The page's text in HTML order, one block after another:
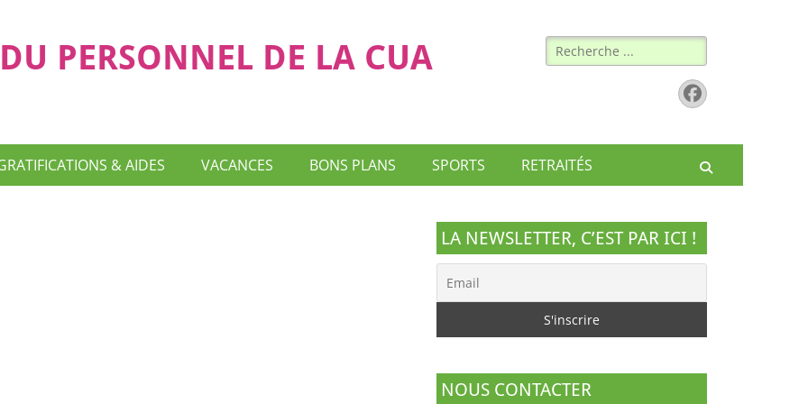
PERSONNEL DE LA CUA Rechercher :
Facebook
& AIDES VACANCES BONS PLANS SPORTS RETRAITÉS
LA NEWSLETTER, C’EST PAR ICI !
NOUS CONTACTER